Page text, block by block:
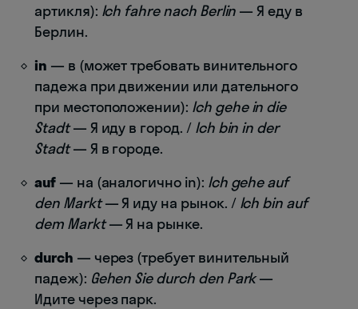
артикля): Ich fahre nach Berlin — Я еду в
Берлин.
in — в (может требовать винительного
падежа при движении или дательного
при местоположении): Ich gehe in die
Stadt— Я иду в город. / Ich bin in der
Stadt— Я в городе.
auf— на (аналогично in): Ich gehe auf
den Markt— Я иду на рынок. / Ich bin auf
dem Markt— Я на рынке.
durch — через (требует винительный
падеж): Gehen Sie durch den Park—
Идите через парк.